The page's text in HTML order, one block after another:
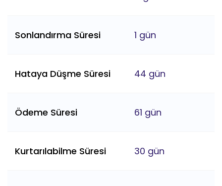
Sonlandırma Süresi 1 gün
Hataya Düşme Süresi 44 gün
Ödeme Süresi 61 gün
Kurtarılabilme Süresi 30 gün